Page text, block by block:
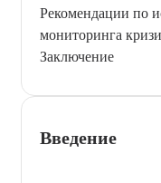
Рекомендации по
мониторинга
Заключение
Введение